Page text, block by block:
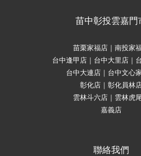
苗中彰投雲嘉門
苗栗家福店｜南投家
台中逢甲店｜台中大里店｜
台中大連店｜台中文心
彰化店｜彰化員林
雲林斗六店｜雲林虎
嘉義店
聯絡我們